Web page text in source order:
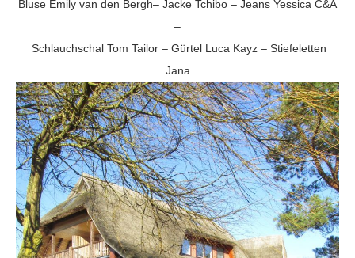
Bluse Emily van den Bergh– Jacke Tchibo – Jeans Yessica C&A
–
Schlauchschal Tom Tailor – Gürtel Luca Kayz – Stiefeletten
Jana